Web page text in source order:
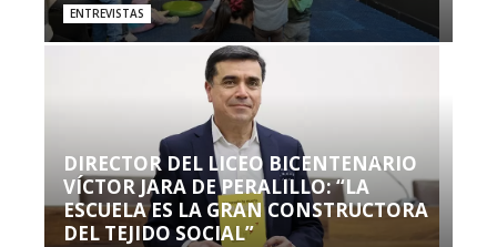
ENTREVISTAS
DIRECTOR DEL LICEO BICENTENARIO
VÍCTOR JARA DE PERALILLO: “LA
ESCUELA ES LA GRAN CONSTRUCTORA
DEL TEJIDO SOCIAL”